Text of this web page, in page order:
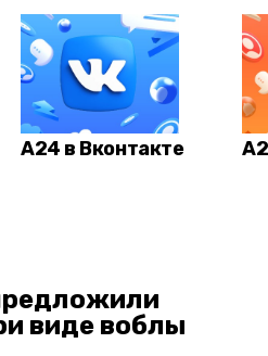
А24 в Вконтакте
виде воблы